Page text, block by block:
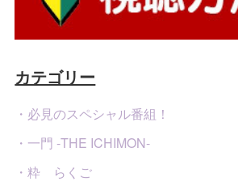
カテゴリー
・必見のスペシャル番組！
・一門 -THE ICHIMON-
・粋 らくご